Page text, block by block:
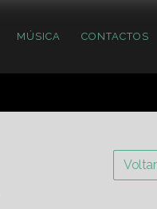
MÚSICA CONTACTOS
Voltar